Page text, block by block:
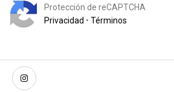
Protección de reCAPTCHA
Privacidad • Términos